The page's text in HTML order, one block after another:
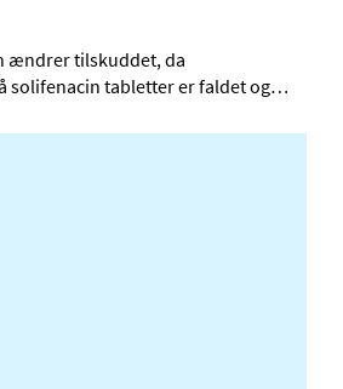
ændrer tilskuddet, da
solifenacin tabletter er faldet og…